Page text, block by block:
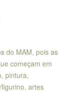
do MAM, pois as
começam em
pintura,
artes